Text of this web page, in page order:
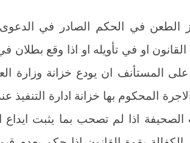
الطعن في الحكم الصادر في
او في تأويله او اذا وقع
المستأنف ان يودع خزانة وزارة
المحكوم بها خزانة ادارة التنفيذ
الصحيفة اذا لم تصحب بما يثبت ايداع